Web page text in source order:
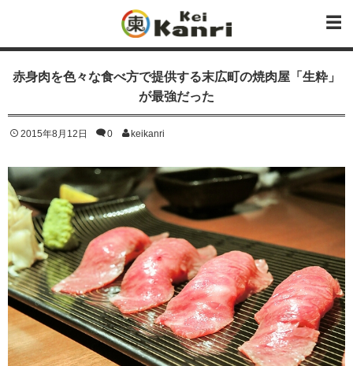
赤身肉を色々な食べ方で提供する末広町の焼肉屋「生粋」
が最強だった
2015年8月12日 0 keikanri